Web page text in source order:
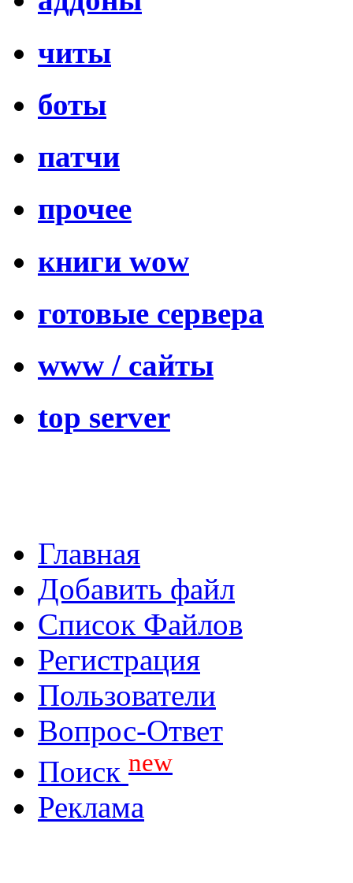
читы
боты
патчи
прочее
книги wow
готовые сервера
www / сайты
top server
Главная
Добавить файл
Список Файлов
Регистрация
Пользователи
Вопрос-Ответ
Поиск new
Реклама